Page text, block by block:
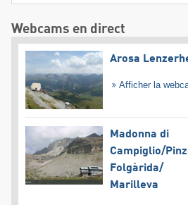
Webcams en direct
Arosa
Afficher la
Madonna di
Campiglio/​
Folgàrida/​
Marilleva